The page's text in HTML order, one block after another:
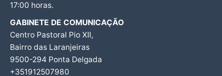
17:00 horas.
GABINETE DE COMUNICAÇÃO
Centro Pastoral Pio XII,
Bairro das Laranjeiras
9500-294 Ponta Delgada
+351912507980